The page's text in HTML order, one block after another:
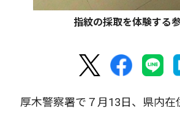
指紋の採取を体験する
厚木警察署で７月13日、県内在